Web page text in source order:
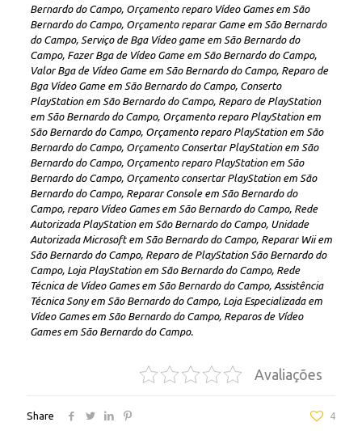
Bernardo do Campo, Orçamento reparo Vídeo Games em São
Bernardo do Campo, Orçamento reparar Game em São Bernardo
do Campo, Serviço de Bga Vídeo game em São Bernardo do
Campo, Fazer Bga de Vídeo Game em São Bernardo do Campo,
Valor Bga de Vídeo Game em São Bernardo do Campo, Reparo de
Bga Vídeo Game em São Bernardo do Campo, Conserto
PlayStation em São Bernardo do Campo, Reparo de PlayStation
em São Bernardo do Campo, Orçamento reparo PlayStation em
São Bernardo do Campo, Orçamento reparo PlayStation em São
Bernardo do Campo, Orçamento Consertar PlayStation em São
Bernardo do Campo, Orçamento reparo PlayStation em São
Bernardo do Campo, Orçamento consertar PlayStation em São
Bernardo do Campo, Reparar Console em São Bernardo do
Campo, reparo Vídeo Games em São Bernardo do Campo, Rede
Autorizada PlayStation em São Bernardo do Campo, Unidade
Autorizada Microsoft em São Bernardo do Campo, Reparar Wii em
São Bernardo do Campo, Reparo de PlayStation São Bernardo do
Campo, Loja PlayStation em São Bernardo do Campo, Rede
Técnica de Vídeo Games em São Bernardo do Campo, Assistência
Técnica Sony em São Bernardo do Campo, Loja Especializada em
Vídeo Games em São Bernardo do Campo, Reparos de Vídeo
Games em São Bernardo do Campo.
Avaliações
Share 4